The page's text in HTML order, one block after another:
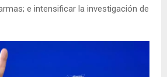
e intensificar la investigación de